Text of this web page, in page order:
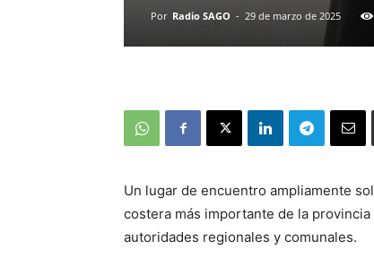
Por Radio SAGO - 29 de marzo de 2025
Un lugar de encuentro ampliamente
costera más importante de la
autoridades regionales y comunales.